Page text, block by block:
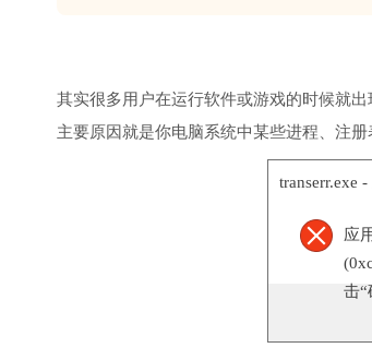
其实很多用户在运行软件或游戏的时候就
主要原因就是你电脑系统中某些进程、注
transerr.exe
应
击“